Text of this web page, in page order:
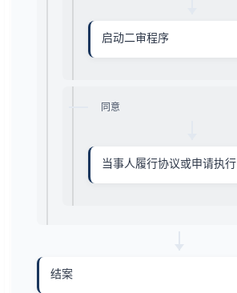
启动二审程序
同意
当事人履行协议或申请执行
结案